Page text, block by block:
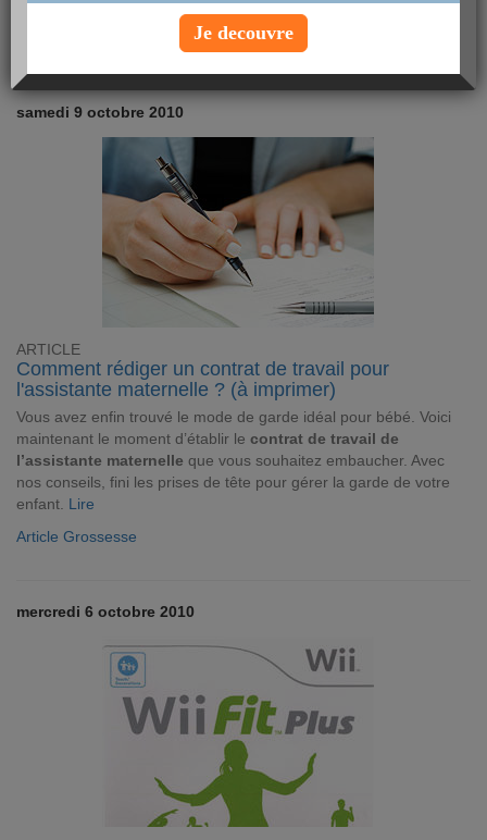
de faire une pause salutaire... Regardez ce programme.Lire
samedi 9 octobre 2010
ARTICLE
Comment rédiger un contrat de travail pour
l'assistante maternelle ? (à imprimer)
Vous avez enfin trouvé le mode de garde idéal pour bébé. Voici
maintenant le moment d’établir le contrat de travail de
l’assistante maternelle que vous souhaitez embaucher. Avec
nos conseils, fini les prises de tête pour gérer la garde de votre
enfant. Lire
Article Grossesse
mercredi 6 octobre 2010
Je decouvre